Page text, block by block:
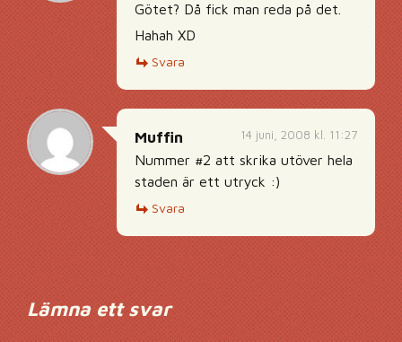
Götet? Då fick man reda på det.
Hahah XD
Svara
14 juni, 2008 kl. 11:27
Muffin
Nummer #2 att skrika utöver hela
staden är ett utryck :)
Svara
Lämna ett svar